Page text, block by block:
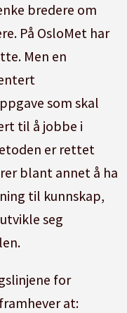
bredere om
På OsloMet har
Men en
som skal
til å jobbe i
er rettet
blant annet å ha
til kunnskap,
seg
for
at: